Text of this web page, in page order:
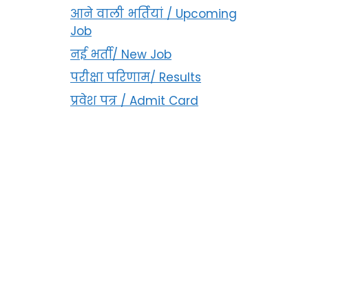
आने वाली भर्तियां / Upcoming
Job
नई भर्ती/ New Job
परीक्षा परिणाम/ Results
प्रवेश पत्र / Admit Card